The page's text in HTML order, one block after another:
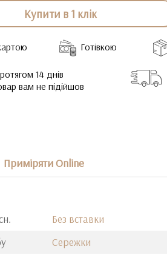
Купити в 1 клік
Готівкою
14 днів
вам не підійшов
Приміряти Online
Без вставки
Сережки